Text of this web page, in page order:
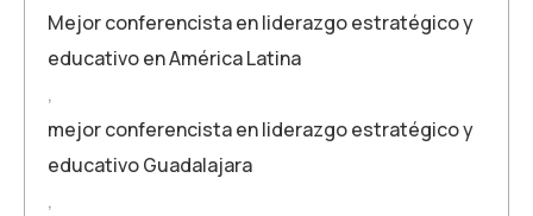
Mejor conferencista en liderazgo estratégico y
educativo en América Latina
,
mejor conferencista en liderazgo estratégico y
educativo Guadalajara
,